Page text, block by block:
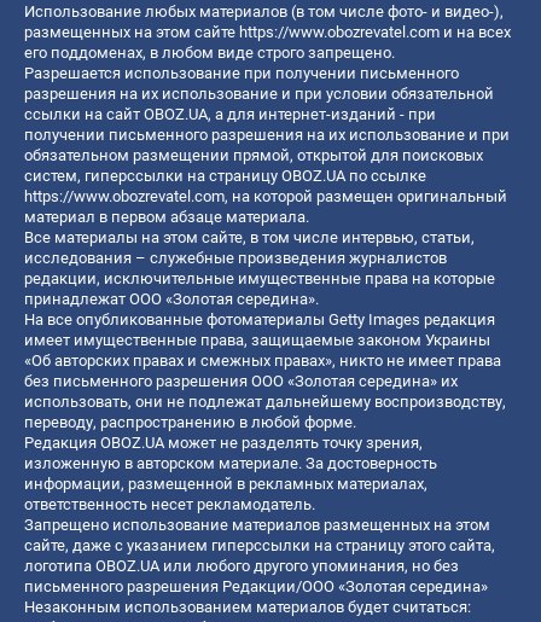
Использование любых материалов (в том числе фото- и видео-),
размещенных на этом сайте https://www.obozrevatel.com и на всех
его поддоменах, в любом виде строго запрещено.
Разрешается использование при получении письменного
разрешения на их использование и при условии обязательной
ссылки на сайт OBOZ.UA, а для интернет-изданий - при
получении письменного разрешения на их использование и при
обязательном размещении прямой, открытой для поисковых
систем, гиперссылки на страницу OBOZ.UA по ссылке
https://www.obozrevatel.com, на которой размещен оригинальный
материал в первом абзаце материала.
Все материалы на этом сайте, в том числе интервью, статьи,
исследования – служебные произведения журналистов
редакции, исключительные имущественные права на которые
принадлежат ООО «Золотая середина».
На все опубликованные фотоматериалы Getty Images редакция
имеет имущественные права, защищаемые законом Украины
«Об авторских правах и смежных правах», никто не имеет права
без письменного разрешения ООО «Золотая середина» их
использовать, они не подлежат дальнейшему воспроизводству,
переводу, распространению в любой форме.
Редакция OBOZ.UA может не разделять точку зрения,
изложенную в авторском материале. За достоверность
информации, размещенной в рекламных материалах,
ответственность несет рекламодатель.
Запрещено использование материалов размещенных на этом
сайте, даже с указанием гиперссылки на страницу этого сайта,
логотипа OBOZ.UA или любого другого упоминания, но без
письменного разрешения Редакции/ООО «Золотая середина»
Незаконным использованием материалов будет считаться: